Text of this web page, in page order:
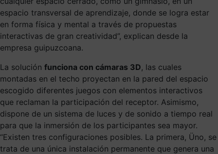
espacio transversal de aprendizaje, donde se logra estar
en forma física y mental a través de propuestas
interactivas de gran creatividad”, explican desde la
empresa guipuzcoana.
La solución funciona con cámaras 3D, las cuales
montadas en el techo proyectan en la pared del espacio
escogido diferentes juegos con elementos interactivos
que reclaman la participación del receptor. Asimismo,
dispone de un sistema de luces y de sonido a tiempo real
para que la inmersión de los participantes sea mayor.
“Existen tres configuraciones posibles. La primera, Üno, se
trata de una única instalación permanente que genera una